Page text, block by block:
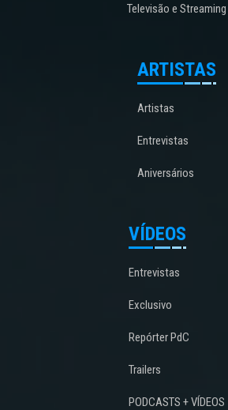
Televisão e Streaming
ARTISTAS
Artistas
Entrevistas
Aniversários
VÍDEOS
Entrevistas
Exclusivo
Repórter PdC
Trailers
PODCASTS + VÍDEOS